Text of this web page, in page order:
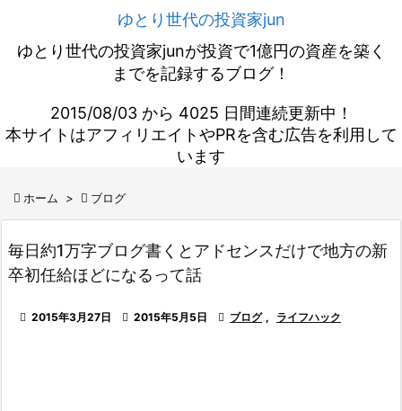
ゆとり世代の投資家jun
ゆとり世代の投資家junが投資で1億円の資産を築く
までを記録するブログ！
2015/08/03 から 4025 日間連続更新中！
本サイトはアフィリエイトやPRを含む広告を利用して
います
 ホーム >  ブログ
毎日約1万字ブログ書くとアドセンスだけで地方の新
卒初任給ほどになるって話
 2015年3月27日  2015年5月5日  ブログ , ライフハック